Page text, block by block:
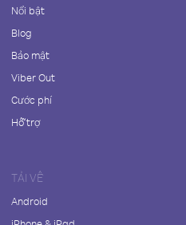
Nổi bật
Blog
Bảo mật
Viber Out
Cước phí
Hỗ trợ
TẢI VỀ
Android